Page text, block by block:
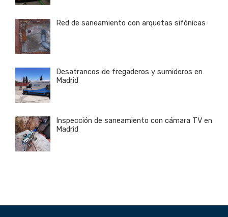
Red de saneamiento con arquetas sifónicas
Desatrancos de fregaderos y sumideros en
Madrid
Inspección de saneamiento con cámara TV en
Madrid